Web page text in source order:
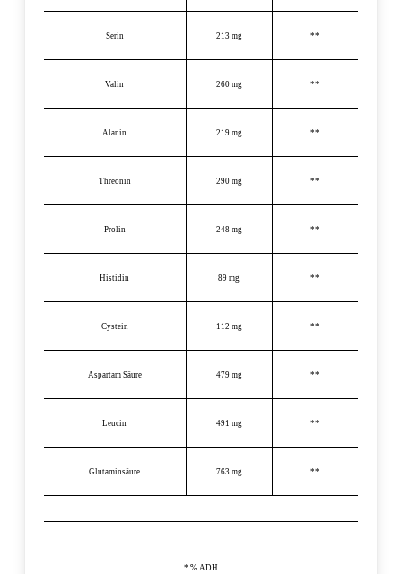
Serin 213 mg **
Valin 260 mg **
Alanin 219 mg **
Threonin 290 mg **
Prolin 248 mg **
Histidin 89 mg **
Cystein 112 mg **
Aspartam Säure 479 mg **
Leucin 491 mg **
Glutaminsäure 763 mg **
* % ADH